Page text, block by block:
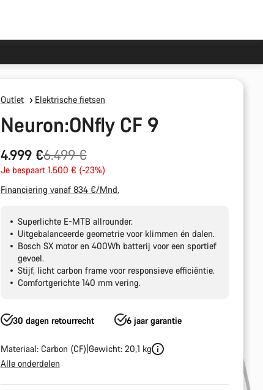
Outlet Elektrische fietsen
Neuron:ONfly CF 9
4.999 €
Originele
Prijs
6.499 €
Je bespaart 1.500 € (-23%)
Financiering vanaf 834 €/Mnd.
Superlichte E-MTB allrounder.
Uitgebalanceerde geometrie voor klimmen én dalen.
Bosch SX motor en 400Wh batterij voor een sportief
gevoel.
Stijf, licht carbon frame voor responsieve efficiëntie.
Comfortgerichte 140 mm vering.
30 dagen retourrecht 6 jaar garantie
Materiaal: Carbon (CF) Gewicht: 20,1 kg
Alle onderdelen